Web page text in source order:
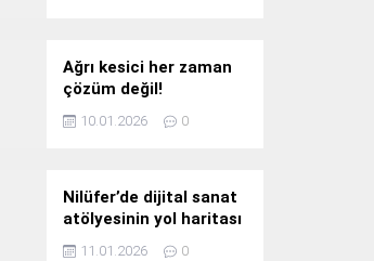
Ağrı kesici her zaman
çözüm değil!
10.01.2026 0
Nilüfer’de dijital sanat
atölyesinin yol haritası
konuşuldu
11.01.2026 0